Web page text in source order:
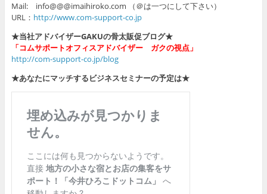
Mail: info@@@imaihiroko.com （＠は一つにして下さい）
URL： http://www.com-support-co.jp
★当社アドバイザーGAKUの骨太販促ブログ★
「コムサポートオフィスアドバイザー ガクの視点」
http://com-support-co.jp/blog
★あなたにマッチするビジネスセミナーの予定は★